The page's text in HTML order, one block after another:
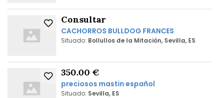
Consultar
CACHORROS BULLDOG FRANCES
Situado: Bollullos de la Mitación, Sevilla, ES
350.00 €
preciosos mastin español
Situado: Sevilla, ES